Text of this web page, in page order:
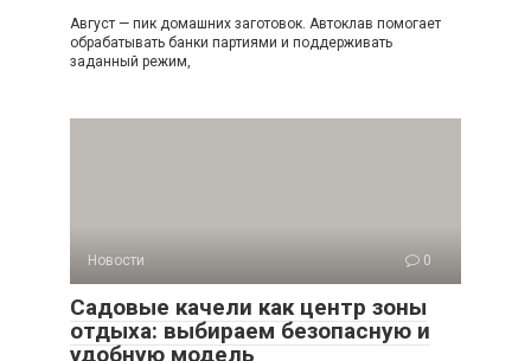
Август — пик домашних заготовок. Автоклав помогает
обрабатывать банки партиями и поддерживать
заданный режим,
Новости 0
Садовые качели как центр зоны
отдыха: выбираем безопасную и
удобную модель